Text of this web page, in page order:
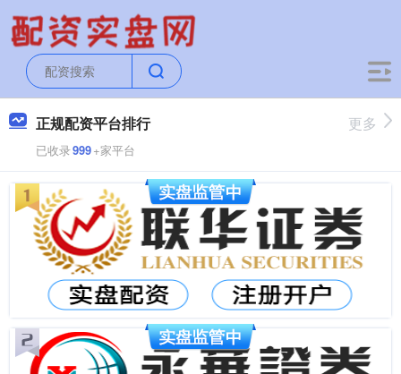
正规配资平台排行
已收录999+家平台
更多